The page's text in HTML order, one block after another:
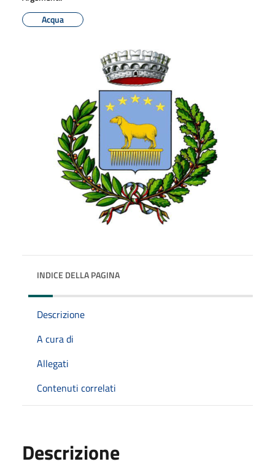
Acqua
INDICE DELLA PAGINA
Descrizione
A cura di
Allegati
Contenuti correlati
Descrizione